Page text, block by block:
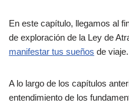
En este capítulo, llegamos al
de exploración de la Ley de
manifestar tus sueños de viaje.
A lo largo de los capítulos
entendimiento de los